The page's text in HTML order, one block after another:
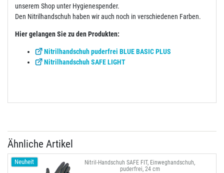
unserem Shop unter Hygienespender.
Den Nitrilhandschuh haben wir auch noch in verschiedenen Farben.
Hier gelangen Sie zu den Produkten:
Nitrilhandschuh puderfrei BLUE BASIC PLUS
Nitrilhandschuh SAFE LIGHT
Ähnliche Artikel
Neuheit
Nitril-Handschuh SAFE FIT, Einweghandschuh,
puderfrei, 24 cm